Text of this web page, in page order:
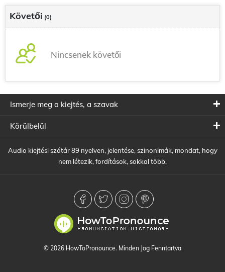
Követői (0)
Nincsenek követői
Ismerje meg a kiejtés, a szavak
Körülbelül
Audio kiejtési szótár 89 nyelven, jelentése, szinonimák, mondat, hogy
nem létezik, fordítások, sokkal több.
© 2026 HowToPronounce. Minden Jog Fenntartva